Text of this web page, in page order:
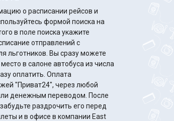
о расписании рейсов и
формой поиска на
в поле поиска укажите
отправлений с
Вы сразу можете
в салоне автобуса из числа
оплатить. Оплата
"Приват24", через любой
переводом. После
раздрочить его перед
и в офисе в компании East